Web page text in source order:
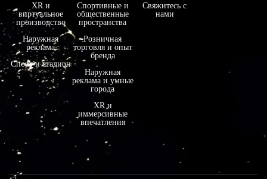
XR и
виртуальное
производство
Наружная
реклама
Спорт и стадион
Спортивные и
общественные
пространства
Розничная
торговля и опыт
бренда
Наружная
реклама и умные
города
XR и
иммерсивные
впечатления
Свяжитесь с
нами